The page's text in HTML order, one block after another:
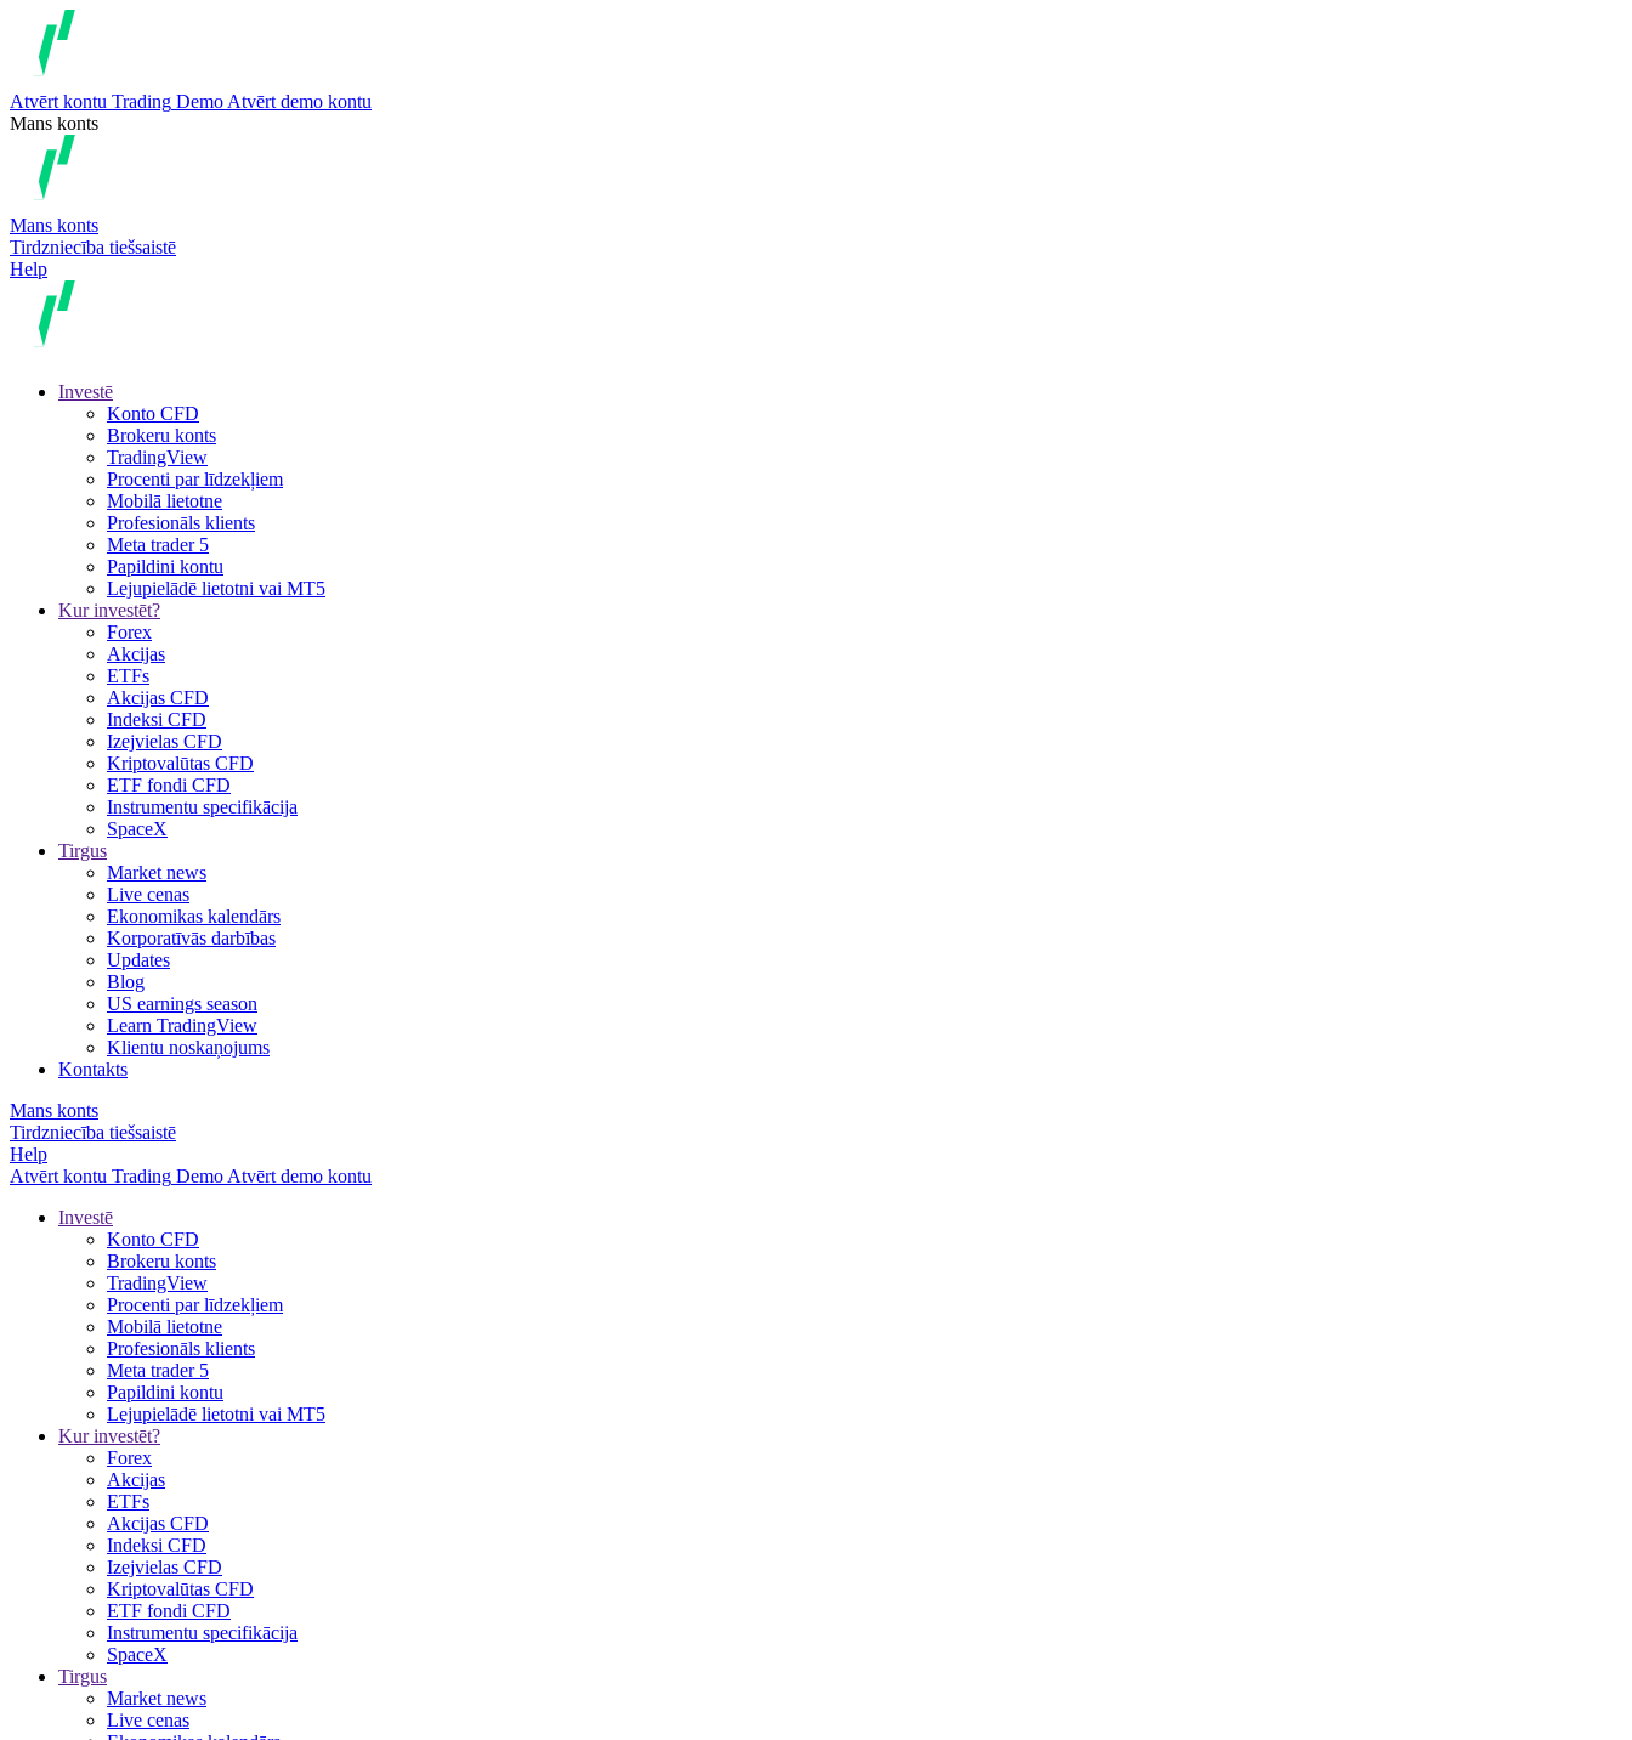
Atvērt kontu Trading Demo Atvērt demo kontu
Mans konts
Mans konts
Tirdzniecība tiešsaistē
Help
Investē
Konto CFD
Brokeru konts
TradingView
Procenti par līdzekļiem
Mobilā lietotne
Profesionāls klients
Meta trader 5
Papildini kontu
Lejupielādē lietotni vai MT5
Kur investēt?
Forex
Akcijas
ETFs
Akcijas CFD
Indeksi CFD
Izejvielas CFD
Kriptovalūtas CFD
ETF fondi CFD
Instrumentu specifikācija
SpaceX
Tirgus
Market news
Live cenas
Ekonomikas kalendārs
Korporatīvās darbības
Updates
Blog
US earnings season
Learn TradingView
Klientu noskaņojums
Kontakts
Mans konts
Tirdzniecība tiešsaistē
Help
Atvērt kontu Trading Demo Atvērt demo kontu
Investē
Konto CFD
Brokeru konts
TradingView
Procenti par līdzekļiem
Mobilā lietotne
Profesionāls klients
Meta trader 5
Papildini kontu
Lejupielādē lietotni vai MT5
Kur investēt?
Forex
Akcijas
ETFs
Akcijas CFD
Indeksi CFD
Izejvielas CFD
Kriptovalūtas CFD
ETF fondi CFD
Instrumentu specifikācija
SpaceX
Tirgus
Market news
Live cenas